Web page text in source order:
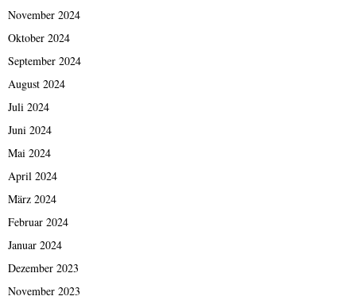
November 2024
Oktober 2024
September 2024
August 2024
Juli 2024
Juni 2024
Mai 2024
April 2024
März 2024
Februar 2024
Januar 2024
Dezember 2023
November 2023